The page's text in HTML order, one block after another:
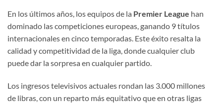
En los últimos años, los equipos de la Premier League han
dominado las competiciones europeas, ganando 9 títulos
internacionales en cinco temporadas. Este éxito resalta la
calidad y competitividad de la liga, donde cualquier club
puede dar la sorpresa en cualquier partido.
Los ingresos televisivos actuales rondan las 3.000 millones
de libras, con un reparto más equitativo que en otras ligas